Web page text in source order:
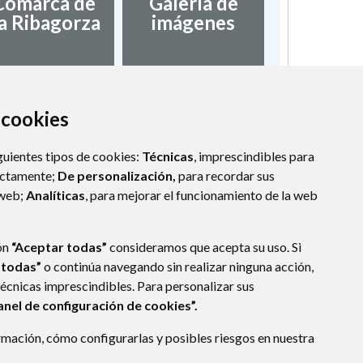
tipos de cookies: Técnicas, imprescindibles para
De personalización, para recordar sus
Analíticas, para mejorar el funcionamiento de la web
“Aceptar todas” consideramos que acepta su uso. Si
o continúa navegando sin realizar ninguna acción,
imprescindibles. Para personalizar sus
de configuración de cookies”.
cómo configurarlas y posibles riesgos en nuestra
Ribagorza
imágenes